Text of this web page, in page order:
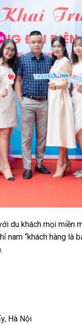
du khách mọi miền
nam “khách hàng
Hà Nội